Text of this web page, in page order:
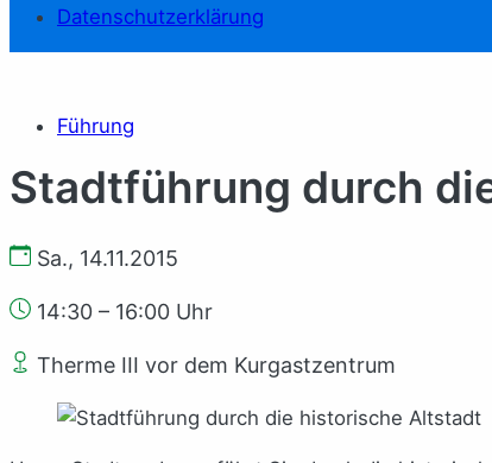
Datenschutzerklärung
Führung
Stadtführung durch
Sa., 14.11.2015
14:30 – 16:00 Uhr
Therme III vor dem Kurgastzentrum